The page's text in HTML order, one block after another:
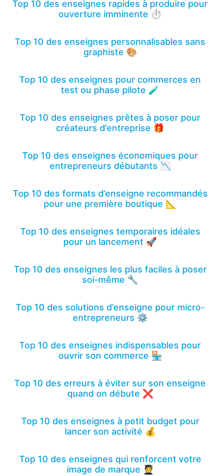
Top 10 des enseignes rapides à produire pour
ouverture imminente ⏱️
Top 10 des enseignes personnalisables sans
graphiste 🎨
Top 10 des enseignes pour commerces en
test ou phase pilote 🧪
Top 10 des enseignes prêtes à poser pour
créateurs d’entreprise 🎁
Top 10 des enseignes économiques pour
entrepreneurs débutants 📉
Top 10 des formats d’enseigne recommandés
pour une première boutique 📐
Top 10 des enseignes temporaires idéales
pour un lancement 🚀
Top 10 des enseignes les plus faciles à poser
soi-même 🔧
Top 10 des solutions d’enseigne pour micro-
entrepreneurs ⚙️
Top 10 des enseignes indispensables pour
ouvrir son commerce 🏪
Top 10 des erreurs à éviter sur son enseigne
quand on débute ❌
Top 10 des enseignes à petit budget pour
lancer son activité 💰
Top 10 des enseignes qui renforcent votre
image de marque 🧑‍🎓